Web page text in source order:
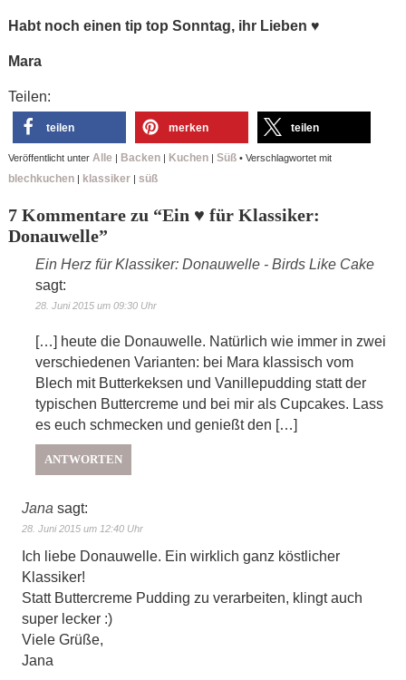
Habt noch einen tip top Sonntag, ihr Lieben ♥
Mara
Teilen:
teilen merken teilen
Veröffentlicht unter Alle | Backen| Kuchen| Süß• Verschlagwortet mit
blechkuchen| klassiker| süß
7 Kommentare zu “Ein ♥ für Klassiker:
Donauwelle”
Ein Herz für Klassiker: Donauwelle - Birds Like Cake
sagt:
28. Juni 2015 um 09:30 Uhr
[…] heute die Donauwelle. Natürlich wie immer in zwei
verschiedenen Varianten: bei Mara klassisch vom
Blech mit Butterkeksen und Vanillepudding statt der
typischen Buttercreme und bei mir als Cupcakes. Lass
es euch schmecken und genießt den […]
ANTWORTEN
Jana sagt:
28. Juni 2015 um 12:40 Uhr
Ich liebe Donauwelle. Ein wirklich ganz köstlicher
Klassiker!
Statt Buttercreme Pudding zu verarbeiten, klingt auch
super lecker :)
Viele Grüße,
Jana